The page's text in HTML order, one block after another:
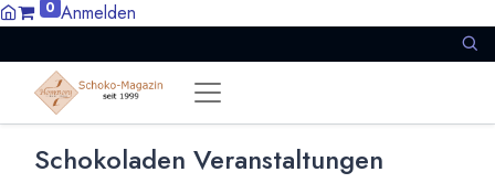
0 Anmelden
Schokoladen Veranstaltungen